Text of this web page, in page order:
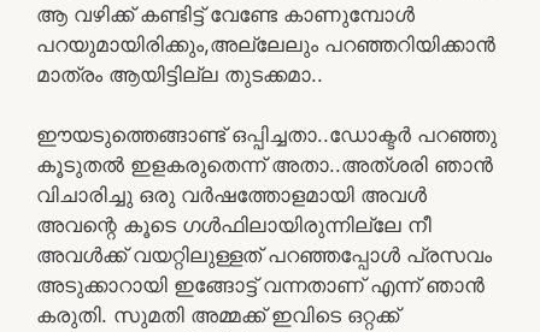
ആ വഴിക്ക് കണ്ടിട്ട് വേണ്ടേ കാണുമ്പോൾ
പറയുമായിരിക്കും,അല്ലേലും പറഞ്ഞറിയിക്കാൻ
മാത്രം ആയിട്ടില്ല തുടക്കമാ..
ഈയടുത്തെങ്ങാണ്ട് ഒപ്പിച്ചതാ..ഡോക്ടർ പറഞ്ഞു
കൂടുതൽ ഇളകരുതെന്ന് അതാ..അത്ശരി ഞാൻ
വിചാരിച്ചു ഒരു വർഷത്തോളമായി അവൾ
അവന്റെ കൂടെ ഗൾഫിലായിരുന്നില്ലേ നീ
അവൾക്ക് വയറ്റിലുള്ളത് പറഞ്ഞപ്പോൾ പ്രസവം
അടുക്കാറായി ഇങ്ങോട്ട് വന്നതാണ് എന്ന് ഞാൻ
കരുതി. സുമതി അമ്മക്ക് ഇവിടെ ഒറ്റക്ക്